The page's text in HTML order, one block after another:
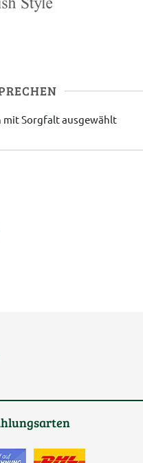
mit Sorgfalt ausgewählt